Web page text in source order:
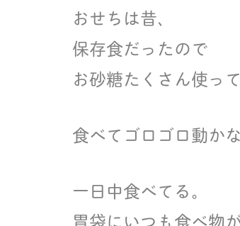
おせちは昔、
保存食だったので
お砂糖たくさん使っ
食べてゴロゴロ動かな
一日中食べてる。
胃袋にいつも食べ物